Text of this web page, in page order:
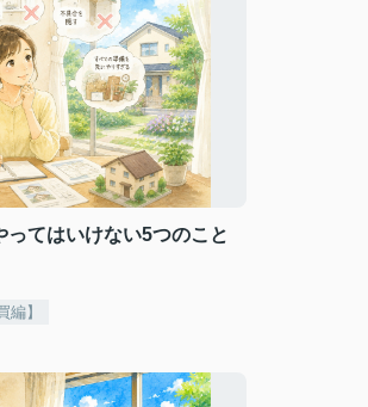
てはいけない5つのこと
編】